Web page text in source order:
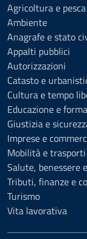
Agricoltura e pesca
Ambiente
Anagrafe e stato
Appalti pubblici
Autorizzazioni
Catasto e
Cultura e tempo
Educazione e
Giustizia e
Imprese e
Mobilità e trasporti
Salute, benessere
Tributi, finanze e
Turismo
Vita lavorativa